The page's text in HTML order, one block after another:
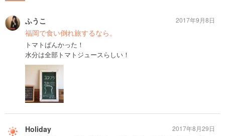
ふうこ
福岡で食い倒れ旅するなら。
トマトぱんかった！
水分は全部トマトジュースらしい！
2017年9月8日
Holiday 2017年8月29日